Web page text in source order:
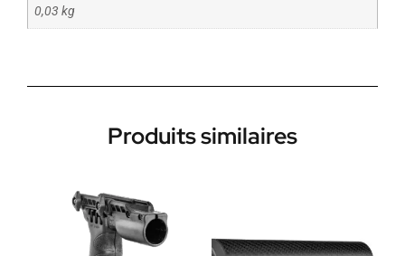
0,03 kg
Produits similaires